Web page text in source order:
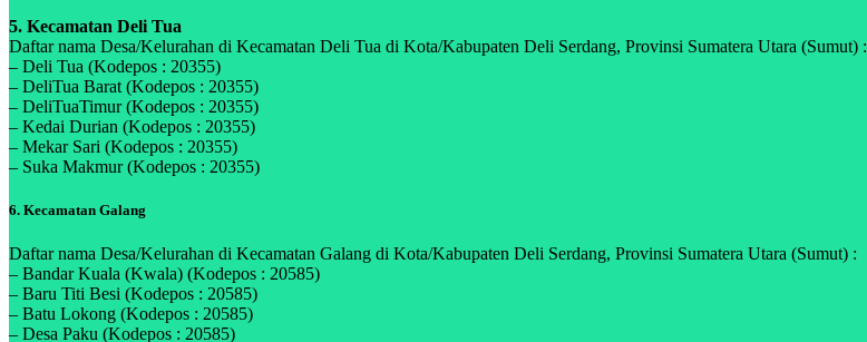
5. Kecamatan Deli Tua
Daftar nama Desa/Kelurahan di Kecamatan Deli Tua di Kota/Kabupaten Deli Serdang, Provinsi Sumatera Utara (Sumut) :
– Deli Tua (Kodepos : 20355)
– DeliTua Barat (Kodepos : 20355)
– DeliTuaTimur (Kodepos : 20355)
– Kedai Durian (Kodepos : 20355)
– Mekar Sari (Kodepos : 20355)
– Suka Makmur (Kodepos : 20355)
6. Kecamatan Galang
Daftar nama Desa/Kelurahan di Kecamatan Galang di Kota/Kabupaten Deli Serdang, Provinsi Sumatera Utara (Sumut) :
– Bandar Kuala (Kwala) (Kodepos : 20585)
– Baru Titi Besi (Kodepos : 20585)
– Batu Lokong (Kodepos : 20585)
– Desa Paku (Kodepos : 20585)